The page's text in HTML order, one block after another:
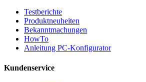
Testberichte
Produktneuheiten
Bekanntmachungen
HowTo
Anleitung PC-Konfigurator
Kundenservice